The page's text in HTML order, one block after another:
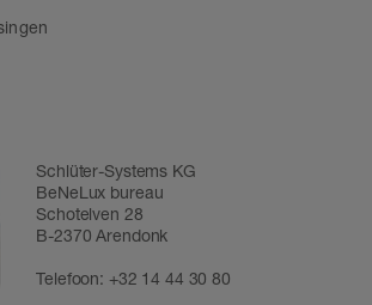
Schlüter-Systems KG
BeNeLux bureau
Schotelven 28
B-2370 Arendonk
Telefoon: +32 14 44 30 80